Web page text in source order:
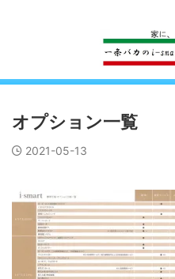
オプション一覧
2021-05-13